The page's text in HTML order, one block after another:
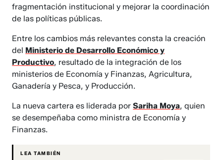
fragmentación institucional y mejorar la coordinación
de las políticas públicas.
Entre los cambios más relevantes consta la creación
del Ministerio de Desarrollo Económico y
Productivo, resultado de la integración de los
ministerios de Economía y Finanzas, Agricultura,
Ganadería y Pesca, y Producción.
La nueva cartera es liderada porSariha Moya, quien
se desempeñaba como ministra de Economía y
Finanzas.
LEA TAMBIÉN